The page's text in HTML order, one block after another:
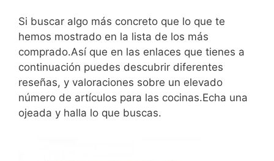
Si buscar algo más concreto que lo que te
hemos mostrado en la lista de los más
comprado.Así que en las enlaces que tienes a
continuación puedes descubrir diferentes
reseñas, y valoraciones sobre un elevado
número de artículos para las cocinas.Echa una
ojeada y halla lo que buscas.